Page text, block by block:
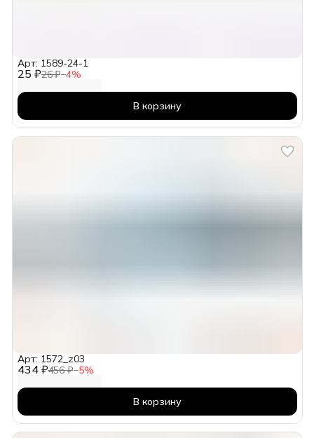
25 ₽26 ₽−4%
Арт: 1589-24-1
В корзину
434 ₽456 ₽−5%
Арт: 1572_z03
В корзину